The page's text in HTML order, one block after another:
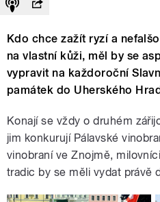
Kdo chce zažít ryzí a
na vlastní kůži, měl by se
vypravit na každoroční
památek do Uherského
Konají se vždy o druhém
jim konkurují Pálavské
vinobraní ve Znojmě,
tradic by se měli vydat právě